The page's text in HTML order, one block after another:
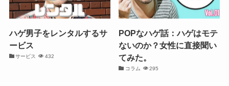
ハゲ男子をレンタルするサ
ービス
サービス 432
POPなハゲ話：ハゲはモテ
ないのか？女性に直接聞い
てみた。
コラム 295